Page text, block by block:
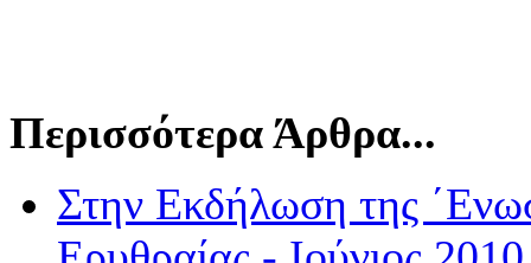
Περισσότερα Άρθρα...
Στην Εκδήλωση της